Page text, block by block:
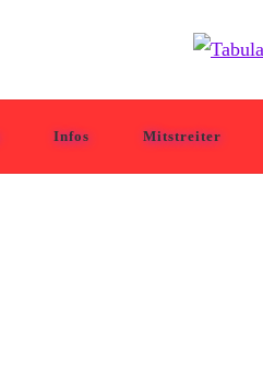
Infos Mitstreiter